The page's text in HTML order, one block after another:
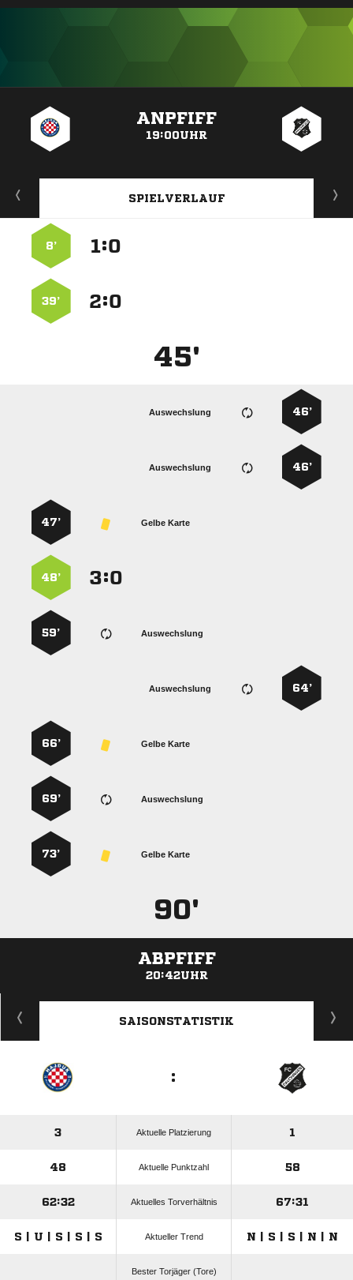
ANPFIFF
19:00UHR
SPIELVERLAUF
:
8’
:
39’
45'
46’
Auswechslung
46’
Auswechslung
Gelbe Karte
47’
:
48’
Auswechslung
59’
64’
Auswechslung
Gelbe Karte
66’
Auswechslung
69’
Gelbe Karte
73’
90'
ABPFIFF
20:42UHR
ANZEIGE
SAISONSTATISTIK
:
3 Aktuelle Platzierung 1
48 Aktuelle Punktzahl 58
62:32 Aktuelles Torverhältnis 67:31
S | U | S | S | S Aktueller Trend N | S | S | N | N
Bester Torjäger (Tore)